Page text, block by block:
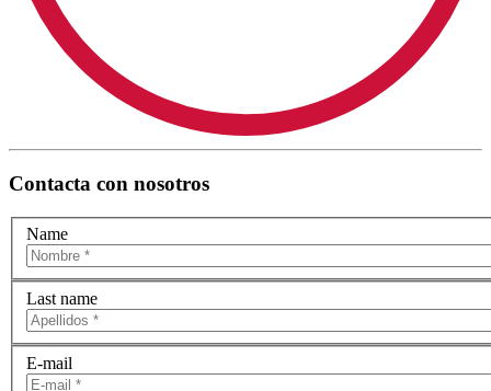
Contacta con nosotros
Name
Last name
E-mail